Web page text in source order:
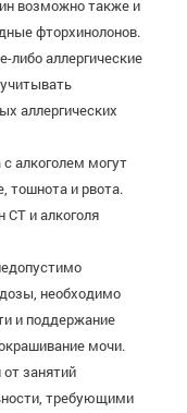
возможно также и
фторхинолонов.
либо аллергические
аллергических
алкоголем могут
тошнота и рвота.
и алкоголя
необходимо
и поддержание
мочи.
занятий
требующими